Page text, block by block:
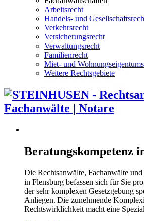
Arbeitsrecht
Handels- und
Verkehrsrecht
Versicherungsrecht
Verwaltungsrecht
Familienrecht
Miet- und
Weitere Rechtsgebiete
Beratungskompetenz
Die Rechtsanwälte, Fachanwälte
in Flensburg befassen sich für Sie
der sehr komplexen Gesetzgebung
Anliegen. Die zunehmende
Rechtswirklichkeit macht eine